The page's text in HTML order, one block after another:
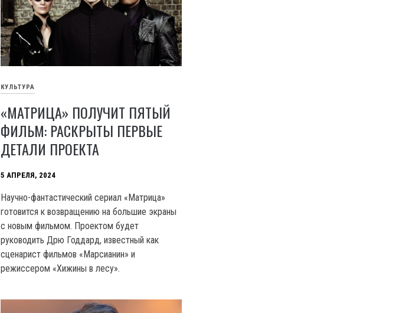
КУЛЬТУРА
«МАТРИЦА» ПОЛУЧИТ ПЯТЫЙ
ФИЛЬМ: РАСКРЫТЫ ПЕРВЫЕ
ДЕТАЛИ ПРОЕКТА
5 АПРЕЛЯ, 2024
Научно-фантастический сериал «Матрица»
готовится к возвращению на большие экраны
с новым фильмом. Проектом будет
руководить Дрю Годдард, известный как
сценарист фильмов «Марсианин» и
режиссером «Хижины в лесу».